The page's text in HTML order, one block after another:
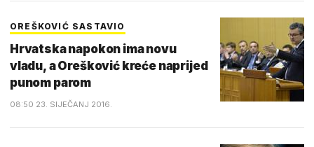
OREŠKOVIĆ SASTAVIO
Hrvatska napokon ima novu
vladu, a Orešković kreće naprijed
punom parom
08:50 23. SIJEČANJ 2016.